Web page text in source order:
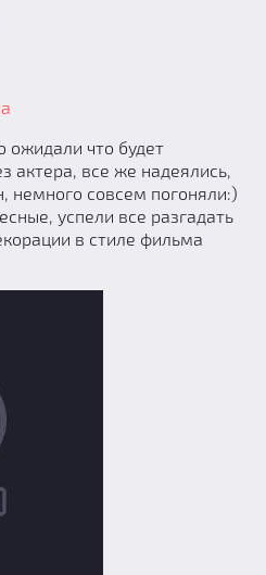
ожидали что будет
актера, все же надеялись,
немного совсем погоняли:)
успели все разгадать
в стиле фильма